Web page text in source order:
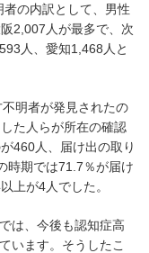
の内訳として、男性
2,007人が最多で、次
人、愛知1,468人と
明者が発見されたの
た人らが所在の確認
460人、届け出の取り
時期では71.7％が届け
上が4人でした。
は、今後も認知症高
います。そうしたこ